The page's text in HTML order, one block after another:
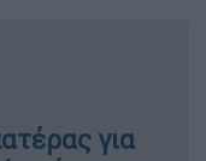
για